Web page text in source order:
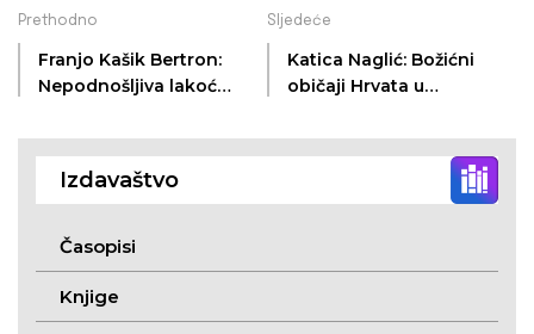
Prethodno
Franjo Kašik Bertron:
Nepodnošljiva lakoća
Sljedeće
Katica Naglić: Božićni
običaji Hrvata u
Banovcima i Novom
Izdavaštvo
Časopisi
Knjige